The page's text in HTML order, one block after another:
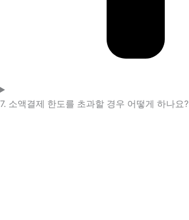
7. 소액결제 한도를 초과할 경우 어떻게 하나요?